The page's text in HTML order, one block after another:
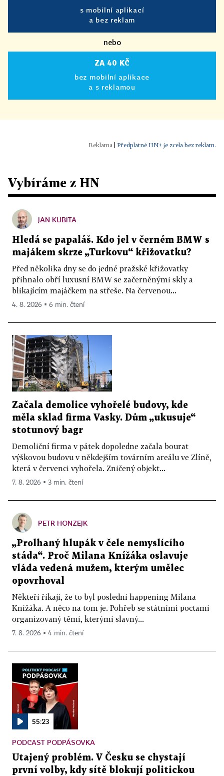
s mobilní aplikací
a bez reklam
nebo
ZA 40 KČ
bez mobilní aplikace
a s reklamou
Předplatné HN+ je zcela bez reklam.
Vybíráme z HN
JAN KUBITA
Hledá se papaláš. Kdo jel v černém BMW s
majákem skrze „Turkovu“ křižovatku?
Před několika dny se do jedné pražské křižovatky
přihnalo obří luxusní BMW se začerněnými skly a
blikajícím majáčkem na střeše. Na červenou...
4. 8. 2026 ▪ 6 min. čtení
Začala demolice vyhořelé budovy, kde
měla sklad firma Vasky. Dům „ukusuje“
stotunový bagr
Demoliční firma v pátek dopoledne začala bourat
výškovou budovu v někdejším továrním areálu ve Zlíně,
která v červenci vyhořela. Zničený objekt...
7. 8. 2026 ▪ 3 min. čtení
PETR HONZEJK
„Prolhaný hlupák v čele nemyslícího
stáda“. Proč Milana Knížáka oslavuje
vláda vedená mužem, kterým umělec
opovrhoval
Někteří říkají, že to byl poslední happening Milana
Knížáka. A něco na tom je. Pohřeb se státními poctami
organizovaný těmi, kterými slavný...
7. 8. 2026 ▪ 4 min. čtení
55:23
PODCAST PODPÁSOVKA
Utajený problém. V Česku se chystají
první volby, kdy sítě blokují politickou